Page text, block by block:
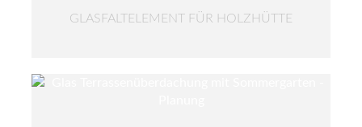
GLASFALTELEMENT FÜR HOLZHÜTTE